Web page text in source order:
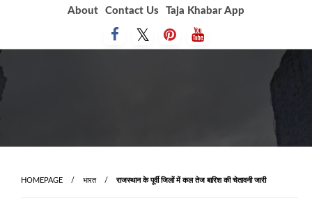
About Contact Us Taja Khabar App
HOMEPAGE भारत राजस्थान के पूर्वी जिलों में कल तेज बारिश की चेतावनी जारी